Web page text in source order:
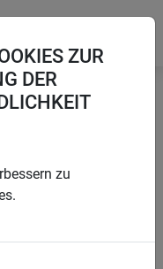
ZUR
DER
zu